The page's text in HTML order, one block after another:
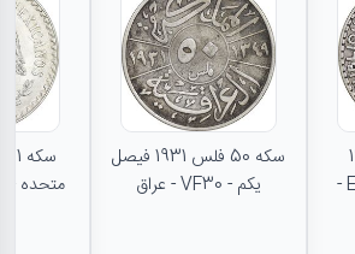
جمهوری سوم - EF45 -
سکه 50 فلس 1931 فیصل
یکم - VF30 - عراق
متحده - MS62 - مکزیک